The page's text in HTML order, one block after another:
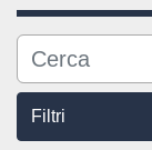
Filtri